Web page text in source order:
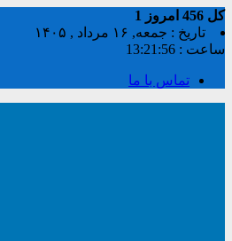
کل امروز
1
تاریخ : جمعه, ۱۶ مرداد , ۱۴۰۵
ساعت : 13:21:57
تماس با ما